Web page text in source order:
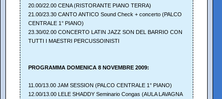
20.00/22.00 CENA (RISTORANTE PIANO TERRA)
21.00/23.30 CANTO ANTICO Sound Check + concerto (PALCO
CENTRALE 1° PIANO)
23.30/02.00 CONCERTO LATIN JAZZ SON DEL BARRIO CON
TUTTI I MAESTRI PERCUSSOINISTI
PROGRAMMA DOMENICA 8 NOVEMBRE 2009:
11.00/13.00 JAM SESSION (PALCO CENTRALE 1° PIANO)
12.00/13.00 LELE SHADDY Seminario Congas (AULA LAVAGNA